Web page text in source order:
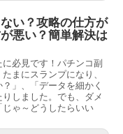
い？攻略の仕方が
悪い？簡単解決は
必見です！パチンコ副
まにスランプになり、
」、「データを細かく
しました。でも、ダメ
ゃ～どうしたらいい